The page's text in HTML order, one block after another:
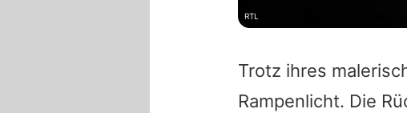
Trotz ihres
Rampenlicht. Die
RTL